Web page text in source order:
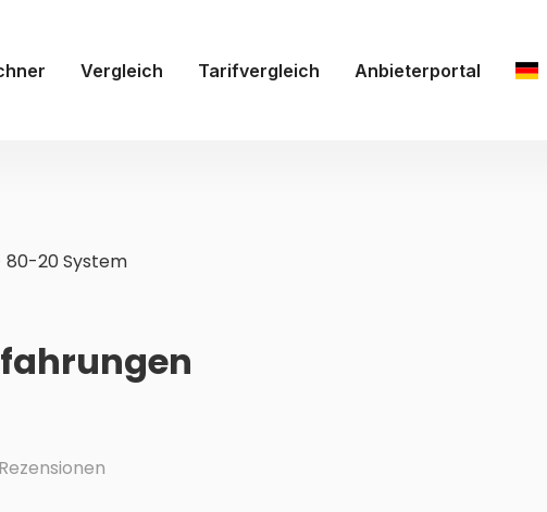
Vergleich Tarifvergleich Anbieterportal
80-20 System